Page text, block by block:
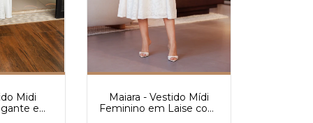
Midi
em
Maiara - Vestido Mídi
Feminino em Laise com